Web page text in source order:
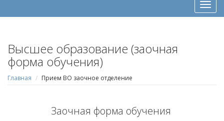
меню
Высшее образование (заочная
форма обучения)
Главная Прием ВО заочное отделение
Заочная форма обучения